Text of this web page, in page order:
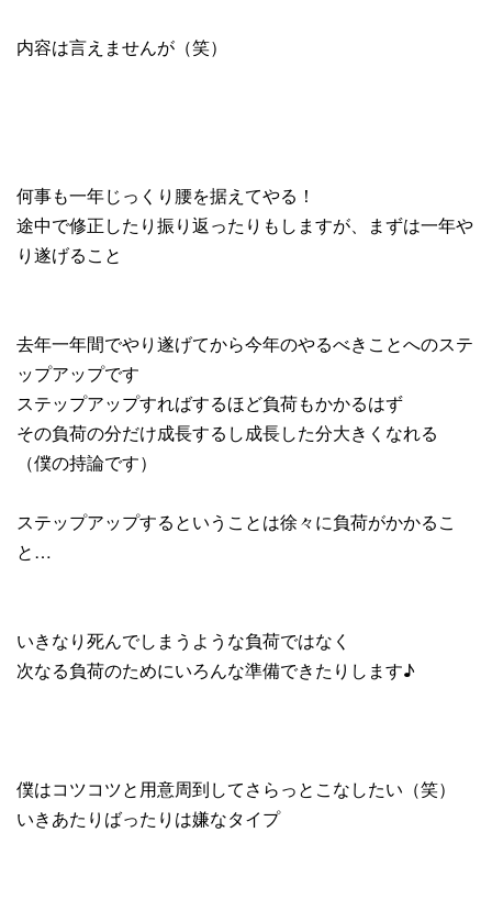
内容は言えませんが（笑）
何事も一年じっくり腰を据えてやる！
途中で修正したり振り返ったりもしますが、まずは一年や
り遂げること
去年一年間でやり遂げてから今年のやるべきことへのステ
ップアップです
ステップアップすればするほど負荷もかかるはず
その負荷の分だけ成長するし成長した分大きくなれる
（僕の持論です）
ステップアップするということは徐々に負荷がかかるこ
と…
いきなり死んでしまうような負荷ではなく
次なる負荷のためにいろんな準備できたりします♪
僕はコツコツと用意周到してさらっとこなしたい（笑）
いきあたりばったりは嫌なタイプ